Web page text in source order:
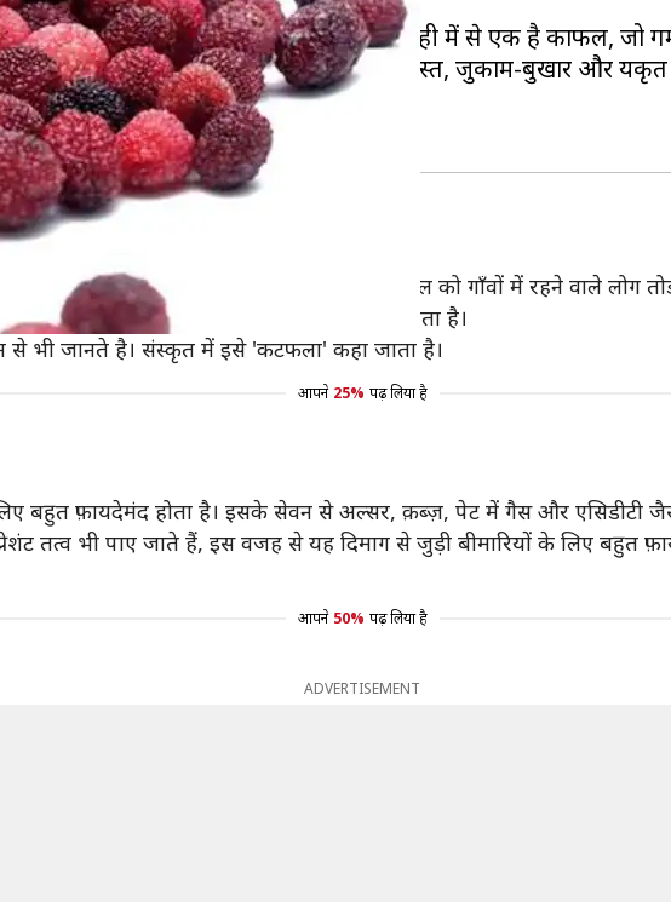
आपने कई तरह के जंगली फल देखे होंगे, इन्ही में से एक है काफल, जो
होता है। इसके सेवन से एनीमिया, अस्थमा, दस्त, जुकाम-बुखार और यकृत
इलाज कर सकती है।
फल
है। नेपाल और उत्तरी भारत में पाए जाने वाले इस फल को गाँवों में रहने वाले
क्योंकि पेड़ से गिरने के बाद यह जल्दी ख़राब हो जाता है।
से भी जानते है। संस्कृत में इसे 'कटफला' कहा जाता है।
आपने 25% पढ़ लिया है
फ़ायदेमंद होता है। इसके सेवन से अल्सर, क़ब्ज़, पेट में गैस और एसिडीटी जैसी
तत्व भी पाए जाते हैं, इस वजह से यह दिमाग से जुड़ी बीमारियों के लिए बहुत
आपने 50% पढ़ लिया है
ADVERTISEMENT